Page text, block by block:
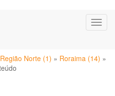
Região Norte (1) » Roraima (14) »